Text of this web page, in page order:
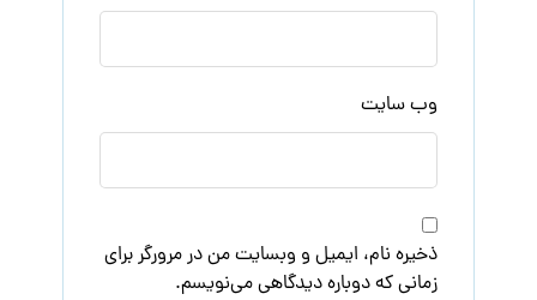
وب‌ سایت
ذخیره نام، ایمیل و وبسایت من در مرورگر برای
زمانی که دوباره دیدگاهی می‌نویسم.